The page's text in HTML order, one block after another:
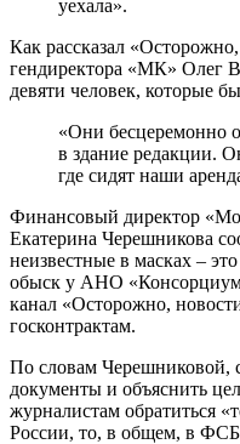
уехала».
Как рассказал
гендиректора «МК» Олег
девяти человек, которые
«Они бесцеремонно
в здание редакции.
где сидят наши
Финансовый директор
Екатерина Черешникова
неизвестные в масках –
обыск у АНО
канал «Осторожно,
госконтрактам.
По словам Черешниковой,
документы и объяснить
журналистам
России, то, в общем, в